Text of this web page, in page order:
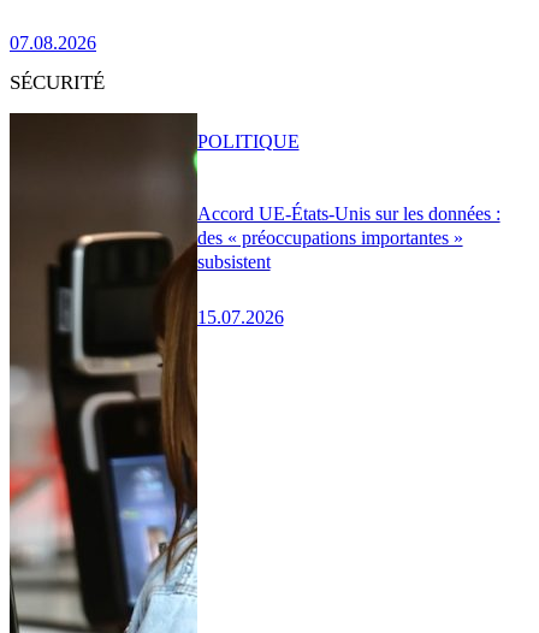
07.08.2026
SÉCURITÉ
Accord UE-États-Unis sur les données :
des « préoccupations importantes »
subsistent
15.07.2026
POLITIQUE